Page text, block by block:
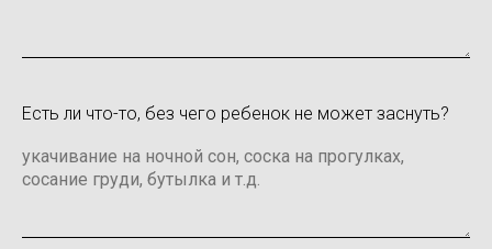
Есть ли что-то, без чего ребенок не может заснуть?